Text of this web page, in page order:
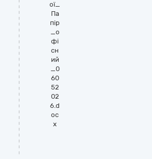
ої_
Па
пір
_о
фі
сн
ий
_0
60
52
02
6.d
oc
x